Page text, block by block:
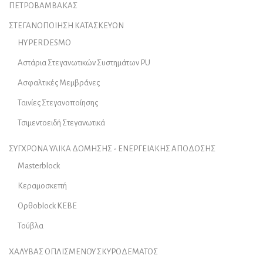
ΠΕΤΡΟΒΑΜΒΑΚΑΣ
ΣΤΕΓΑΝΟΠΟΙΗΣΗ ΚΑΤΑΣΚΕΥΩΝ
HYPERDESMO
Αστάρια Στεγανωτικών Συστημάτων PU
Ασφαλτικές Μεμβράνες
Ταινίες Στεγανοποίησης
Τσιμεντοειδή Στεγανωτικά
ΣΥΓΧΡΟΝΑ ΥΛΙΚΑ ΔΟΜΗΣΗΣ - ΕΝΕΡΓΕΙΑΚΗΣ ΑΠΟΔΟΣΗΣ
Masterblock
Κεραμοσκεπή
Ορθοblock KEBE
Τούβλα
ΧΑΛΥΒΑΣ ΟΠΛΙΣΜΕΝΟΥ ΣΚΥΡΟΔΕΜΑΤΟΣ